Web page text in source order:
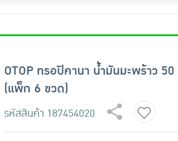
OTOP ทรอปิคานา น้ำมันมะพร้าว
(แพ็ก 6 ขวด)
รหัสสินค้า 187454020